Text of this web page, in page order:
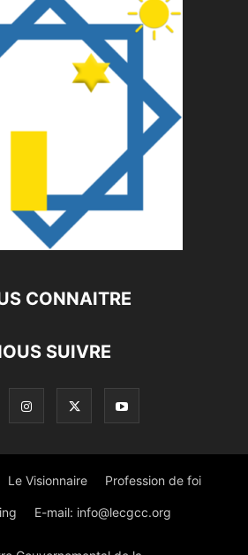
CONNAITRE
SUIVRE
Le Visionnaire Profession de foi
E-mail: info@lecgcc.org